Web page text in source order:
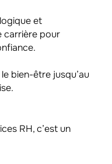
et
carrière pour
bien-être jusqu’au
RH, c’est un